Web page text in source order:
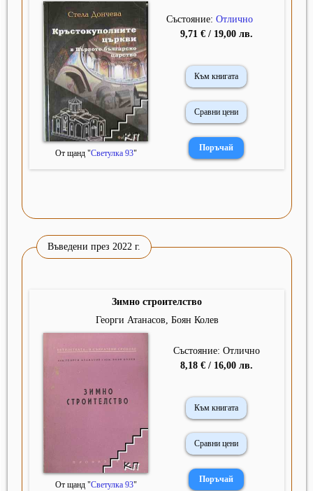
От щанд "Светулка 93"
Състояние: Отлично
9,71 € / 19,00 лв.
Към книгата
Сравни цени
Въведени през 2022 г.
Зимно строителство
Георги Атанасов, Боян Колев
От щанд "Светулка 93"
Състояние: Отлично
8,18 € / 16,00 лв.
Към книгата
Сравни цени